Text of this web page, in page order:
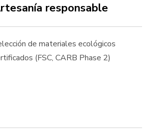
responsable
de materiales ecológicos
(FSC, CARB Phase 2)